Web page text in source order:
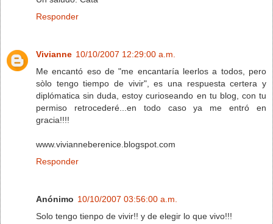
Responder
Vivianne 10/10/2007 12:29:00 a.m.
Me encantó eso de "me encantaría leerlos a todos, pero
sòlo tengo tiempo de vivir", es una respuesta certera y
diplómatica sin duda, estoy curioseando en tu blog, con tu
permiso retrocederé...en todo caso ya me entró en
gracia!!!!
www.vivianneberenice.blogspot.com
Responder
Anónimo 10/10/2007 03:56:00 a.m.
Solo tengo tienpo de vivir!! y de elegir lo que vivo!!!